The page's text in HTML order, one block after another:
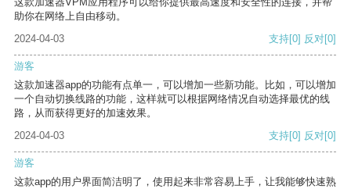
助你在网络上自由移动。
2024-04-03
支持[0] 反对[0]
游客
这款加速器app的功能有点单一，可以增加一些新功能。比如，可以增加
一个自动切换线路的功能，这样就可以根据网络情况自动选择最优的线
路，从而获得更好的加速效果。
2024-04-03
支持[0] 反对[0]
游客
这款app的用户界面简洁明了，使用起来非常容易上手，让我能够快速熟